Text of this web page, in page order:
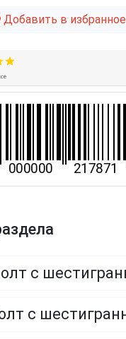
Добавить в избранное